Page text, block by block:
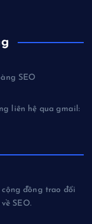
SEO
liên hệ qua gmail:
cộng đồng trao đổi
SEO.